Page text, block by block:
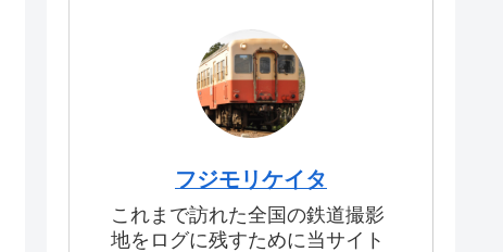
フジモリケイタ
これまで訪れた全国の鉄道撮影
地をログに残すために当サイト